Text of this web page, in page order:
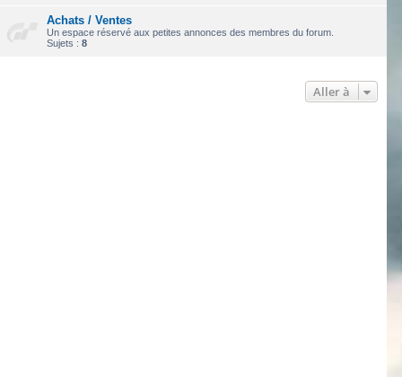
Achats / Ventes
Un espace réservé aux petites annonces des membres du forum.
Sujets : 8
Aller à